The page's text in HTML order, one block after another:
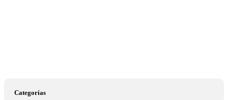
Categorías